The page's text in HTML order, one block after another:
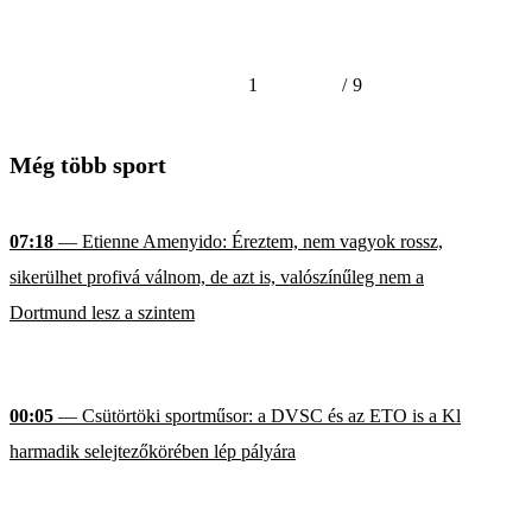
1 / 9
Még több sport
07:18 — Etienne Amenyido: Éreztem, nem vagyok rossz,
sikerülhet profivá válnom, de azt is, valószínűleg nem a
Dortmund lesz a szintem
00:05 — Csütörtöki sportműsor: a DVSC és az ETO is a Kl
harmadik selejtezőkörében lép pályára